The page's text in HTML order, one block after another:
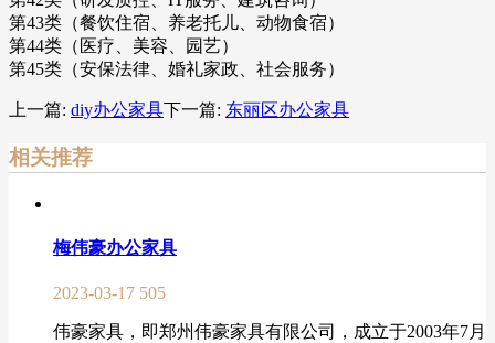
第43类（餐饮住宿、养老托儿、动物食宿）
第44类（医疗、美容、园艺）
第45类（安保法律、婚礼家政、社会服务）
上一篇: diy办公家具下一篇: 东丽区办公家具
相关推荐
梅伟豪办公家具
2023-03-17 505
伟豪家具，即郑州伟豪家具有限公司，成立于2003年7月